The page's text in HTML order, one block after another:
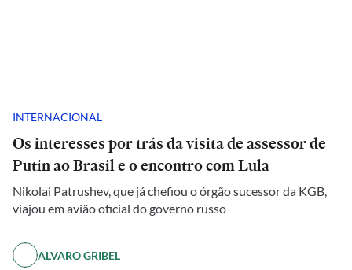
INTERNACIONAL
Os interesses por trás da visita de assessor de
Putin ao Brasil e o encontro com Lula
Nikolai Patrushev, que já chefiou o órgão sucessor da KGB,
viajou em avião oficial do governo russo
ALVARO GRIBEL